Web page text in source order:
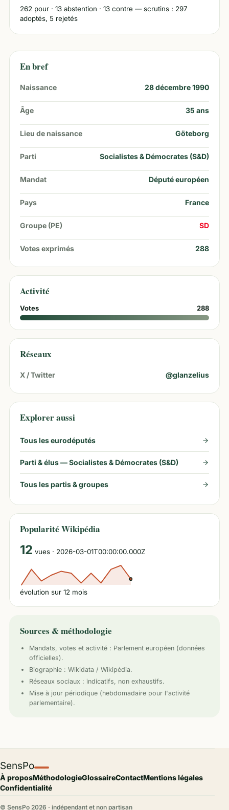
262 pour · 13 abstention · 13 contre — scrutins : 297
adoptés, 5 rejetés
En bref
Naissance 28 décembre 1990
Âge 35 ans
Lieu de naissance Göteborg
Parti Socialistes & Démocrates (S&D)
Mandat Député européen
Pays France
Groupe (PE) SD
Votes exprimés 288
Activité
Votes 288
Réseaux
X / Twitter @glanzelius
Explorer aussi
Tous les eurodéputés
Parti & élus —Socialistes & Démocrates (S&D)
Tous les partis & groupes
Popularité Wikipédia
12 vues · 2026-03-01T00:00:00.000Z
évolution sur 12 mois
Sources & méthodologie
Mandats, votes et activité : Parlement européen (données
officielles).
Biographie : Wikidata / Wikipédia.
Réseaux sociaux : indicatifs, non exhaustifs.
Mise à jour périodique (hebdomadaire pour l'activité
parlementaire).
SensPo
À proposMéthodologieGlossaireContactMentions légales
Confidentialité
© SensPo 2026 · indépendant et non partisan